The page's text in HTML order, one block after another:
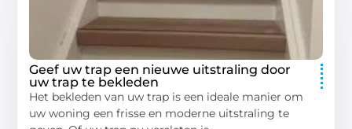
Geef uw trap een nieuwe uitstraling door
uw trap te bekleden
Het bekleden van uw trap is een ideale manier om
uw woning een frisse en moderne uitstraling te